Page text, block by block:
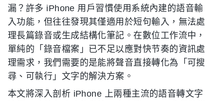
漏？許多 iPhone 用戶習慣使用系統內建的語音輸
入功能，但往往發現其僅適用於短句輸入，無法處
理長篇錄音或生成結構化筆記。在數位工作流中，
單純的「錄音檔案」已不足以應對快节奏的資訊處
理需求，我們需要的是能將聲音直接轉化為「可搜
尋、可執行」文字的解決方案。
本文將深入剖析 iPhone 上兩種主流的語音轉文字